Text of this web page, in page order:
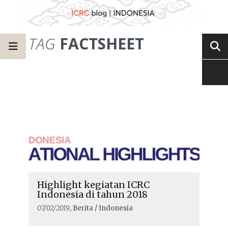
TAG FACTSHEET
Highlight kegiatan ICRC
Indonesia di tahun 2018
07/02/2019, Berita / Indonesia